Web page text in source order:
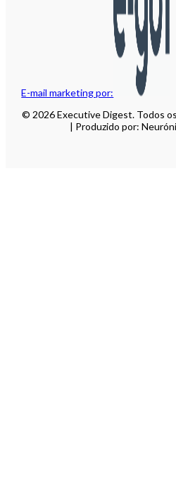
E-mail marketing por:
© 2026 Executive Digest. Todos
| Produzido por: